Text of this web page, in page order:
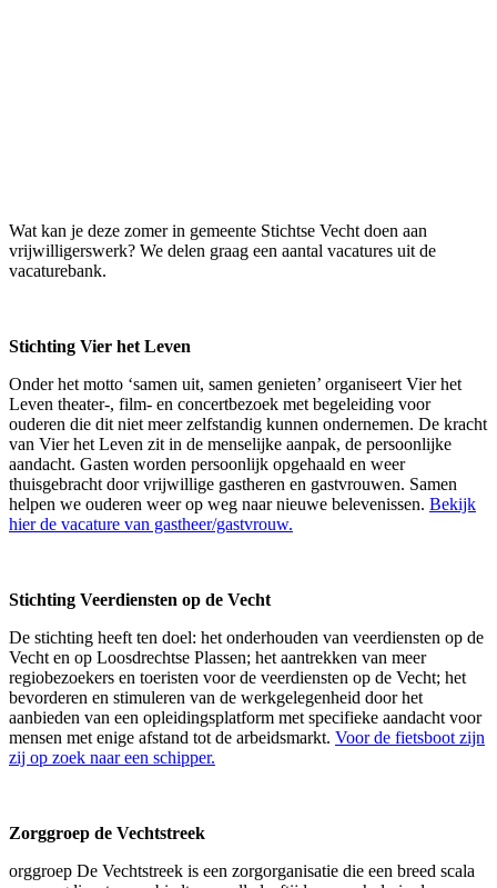
Wat kan je deze zomer in gemeente Stichtse Vecht doen aan
vrijwilligerswerk? We delen graag een aantal vacatures uit de
vacaturebank.
Stichting Vier het Leven
Onder het motto ‘samen uit, samen genieten’ organiseert Vier het
Leven theater-, film- en concertbezoek met begeleiding voor
ouderen die dit niet meer zelfstandig kunnen ondernemen. De kracht
van Vier het Leven zit in de menselijke aanpak, de persoonlijke
aandacht. Gasten worden persoonlijk opgehaald en weer
thuisgebracht door vrijwillige gastheren en gastvrouwen. Samen
helpen we ouderen weer op weg naar nieuwe belevenissen. Bekijk
hier de vacature van gastheer/gastvrouw.
Stichting Veerdiensten op de Vecht
De stichting heeft ten doel: het onderhouden van veerdiensten op de
Vecht en op Loosdrechtse Plassen; het aantrekken van meer
regiobezoekers en toeristen voor de veerdiensten op de Vecht; het
bevorderen en stimuleren van de werkgelegenheid door het
aanbieden van een opleidingsplatform met specifieke aandacht voor
mensen met enige afstand tot de arbeidsmarkt. Voor de fietsboot zijn
zij op zoek naar een schipper.
Zorggroep de Vechtstreek
orggroep De Vechtstreek is een zorgorganisatie die een breed scala